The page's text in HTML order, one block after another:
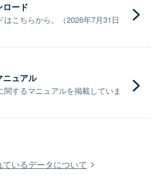
ロード
こちらから。（2026年7月31日
ニュアル
するマニュアルを掲載していま
いるデータについて